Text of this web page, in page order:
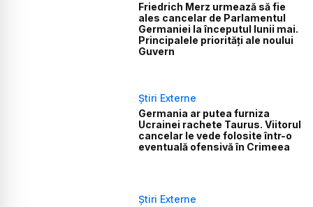
Friedrich Merz urmează să fie
ales cancelar de Parlamentul
Germaniei la începutul lunii mai.
Principalele priorități ale noului
Guvern
Știri Externe
Germania ar putea furniza
Ucrainei rachete Taurus. Viitorul
cancelar le vede folosite într-o
eventuală ofensivă în Crimeea
Știri Externe